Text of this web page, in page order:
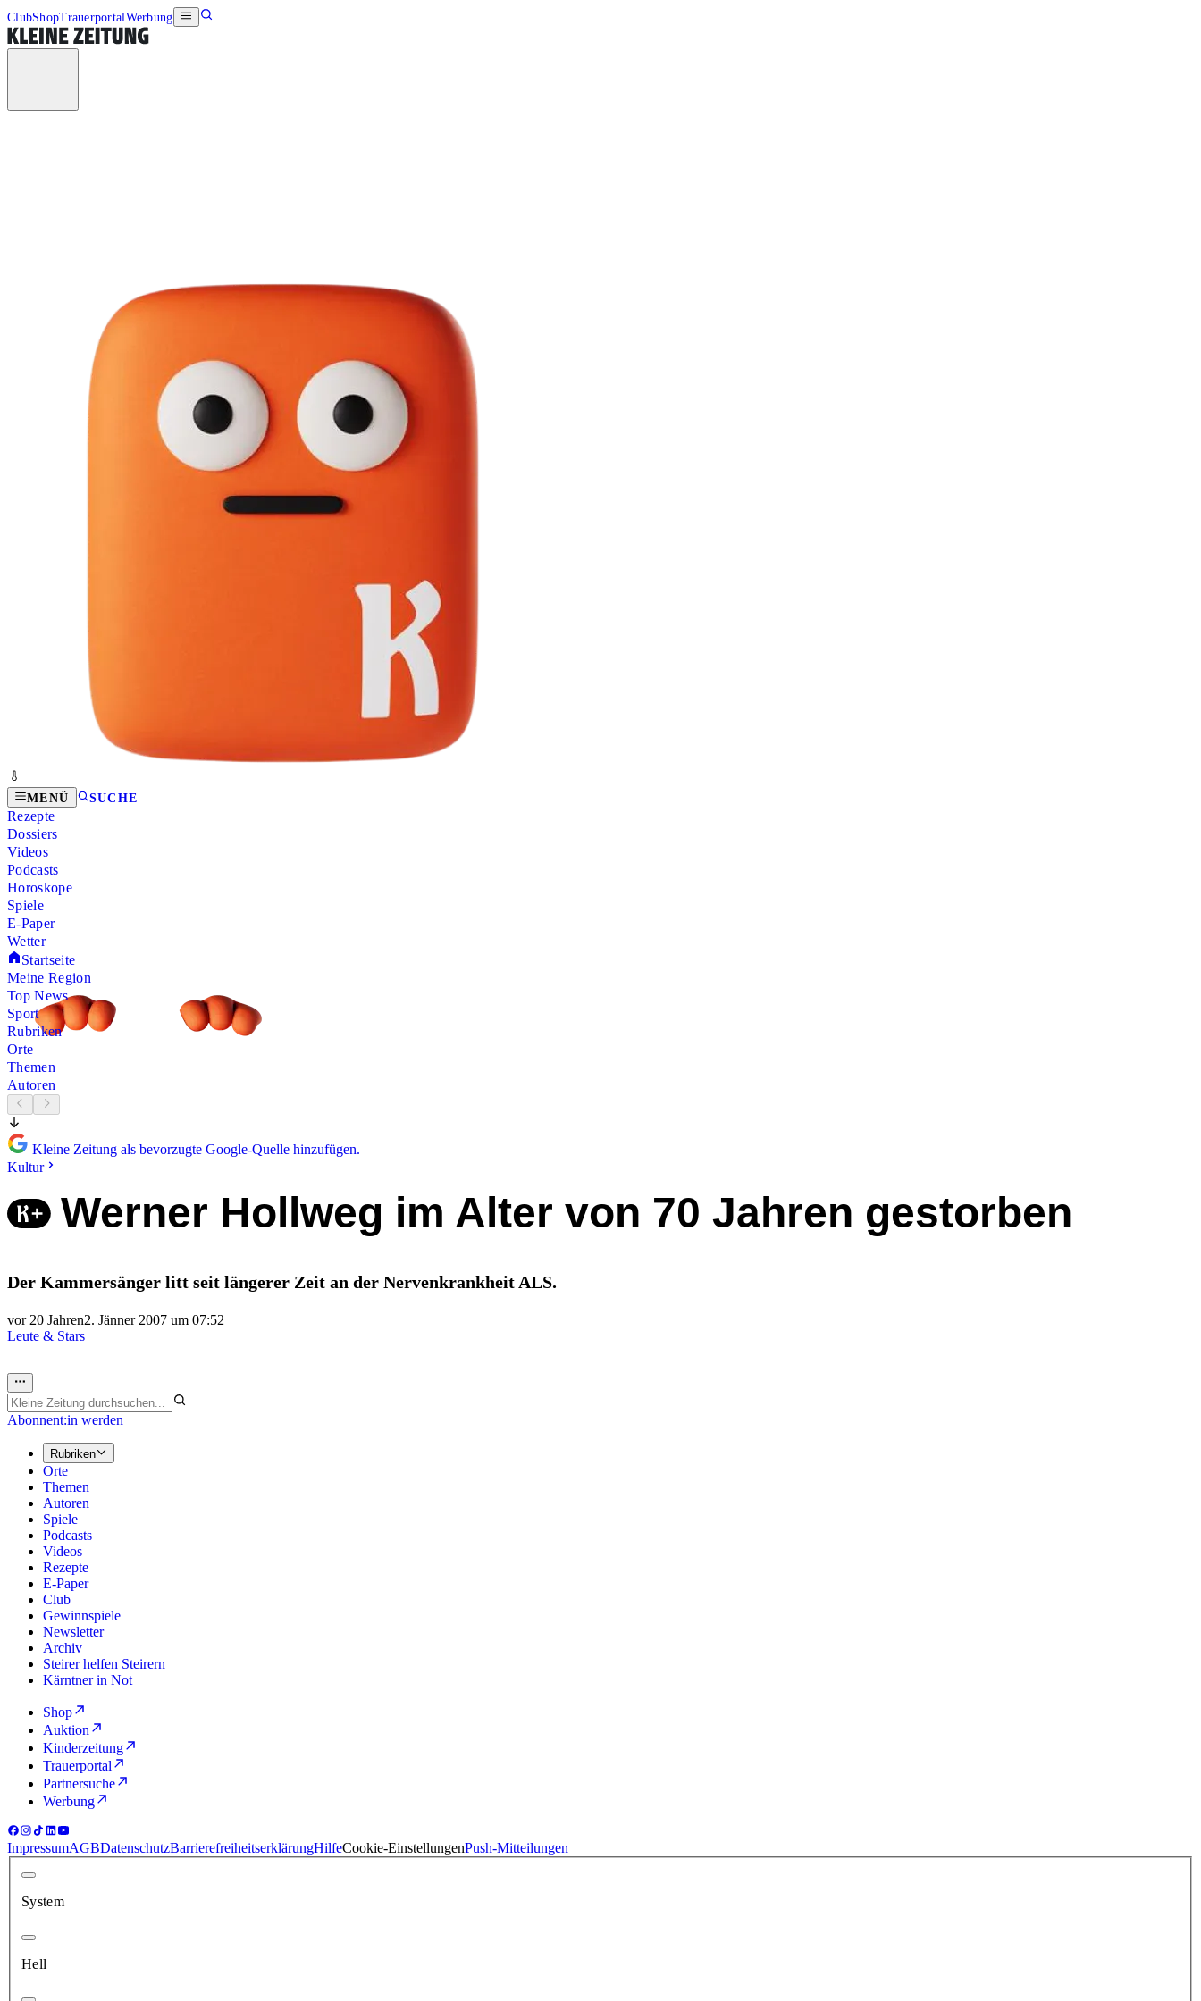
ClubShopTrauerportalWerbung
MENÜ SUCHE
Rezepte
Dossiers
Videos
Podcasts
Horoskope
Spiele
E-Paper
Wetter
Startseite
Meine Region
Top News
Sport
Rubriken
Orte
Themen
Autoren
Kleine Zeitung als bevorzugte Google-Quelle hinzufügen.
Kultur
Werner Hollweg im Alter von 70 Jahren gestorben
Der Kammersänger litt seit längerer Zeit an der Nervenkrankheit ALS.
vor 20 Jahren2. Jänner 2007 um 07:52
Leute & Stars
Abonnent:in werden
Rubriken
Orte
Themen
Autoren
Spiele
Podcasts
Videos
Rezepte
E-Paper
Club
Gewinnspiele
Newsletter
Archiv
Steirer helfen Steirern
Kärntner in Not
Shop
Auktion
Kinderzeitung
Trauerportal
Partnersuche
Werbung
ImpressumAGBDatenschutzBarrierefreiheitserklärungHilfeCookie-EinstellungenPush-Mitteilungen
System
Hell